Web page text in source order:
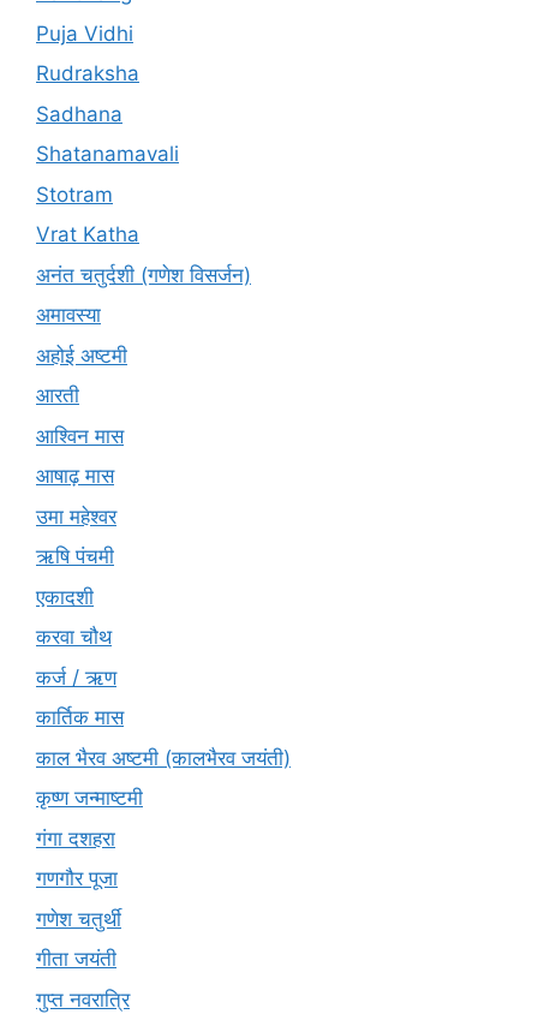
Puja Vidhi
Rudraksha
Sadhana
Shatanamavali
Stotram
Vrat Katha
अनंत चतुर्दशी (गणेश विसर्जन)
अमावस्या
अहोई अष्टमी
आरती
आश्विन मास
आषाढ़ मास
उमा महेश्वर
ऋषि पंचमी
एकादशी
करवा चौथ
कर्ज / ऋण
कार्तिक मास
काल भैरव अष्टमी (कालभैरव जयंती)
कृष्ण जन्माष्टमी
गंगा दशहरा
गणगौर पूजा
गणेश चतुर्थी
गीता जयंती
गुप्त नवरात्रि